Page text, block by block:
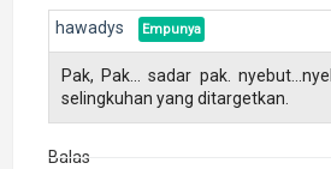
hawadys
Pak, Pak... sadar pak.
selingkuhan yang ditargetkan.
Balas